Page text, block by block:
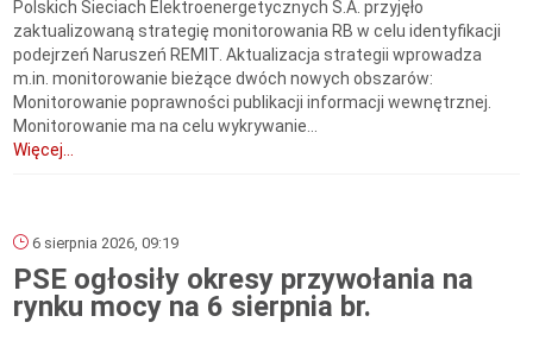
Polskich Sieciach Elektroenergetycznych S.A. przyjęło
zaktualizowaną strategię monitorowania RB w celu identyfikacji
podejrzeń Naruszeń REMIT. Aktualizacja strategii wprowadza
m.in. monitorowanie bieżące dwóch nowych obszarów:
Monitorowanie poprawności publikacji informacji wewnętrznej.
Monitorowanie ma na celu wykrywanie...
Więcej...
6 sierpnia 2026, 09:19
PSE ogłosiły okresy przywołania na
rynku mocy na 6 sierpnia br.